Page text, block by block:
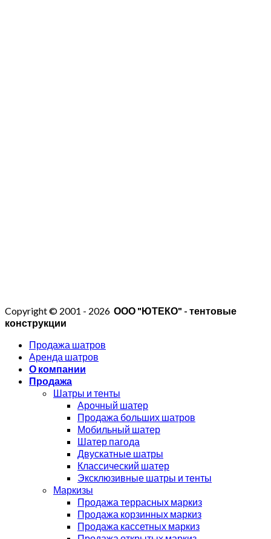
Copyright © 2001 - 2026 ООО "ЮТЕКО" - тентовые
конструкции
Продажа шатров
Аренда шатров
О компании
Продажа
Шатры и тенты
Арочный шатер
Продажа больших шатров
Мобильный шатер
Шатер пагода
Двускатные шатры
Классический шатер
Эксклюзивные шатры и тенты
Маркизы
Продажа террасных маркиз
Продажа корзинных маркиз
Продажа кассетных маркиз